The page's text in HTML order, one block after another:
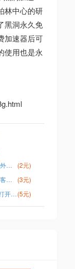
林中心的研
黑洞永久免
加速器后可
使用也是永
手机怎么翻外国网络
(2元)
优途加速器客服电话
(3元)
win10怎么打开国外网站(5元)